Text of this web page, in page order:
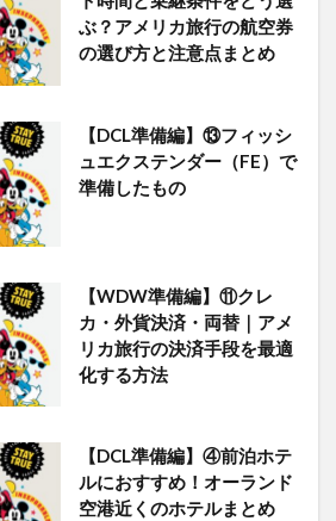
ぶ？アメリカ旅行の航空券
の選び方と注意点まとめ
【DCL準備編】⑬フィッシ
ュエクステンダー（FE）で
準備したもの
【WDW準備編】⑪クレ
カ・外貨決済・両替｜アメ
リカ旅行の決済手段を最適
化する方法
【DCL準備編】④前泊ホテ
ルにおすすめ！オーランド
空港近くのホテルまとめ